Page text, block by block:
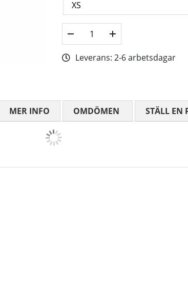
Leverans: 2-6 arbetsdagar
MER INFO OMDÖMEN MEDELBETYG 0
STÄLL EN